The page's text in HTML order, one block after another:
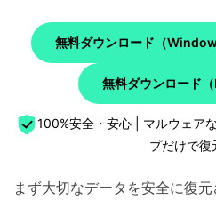
無料ダウンロード（
無料ダウンロード（
100%安全・安心 | マルウェ
プだけで復
まず大切なデータを安全に復